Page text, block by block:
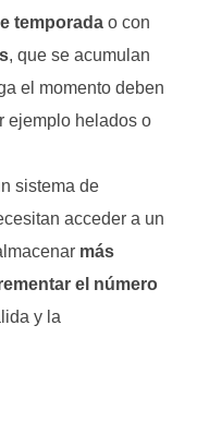
temporada o con
, que se acumulan
el momento deben
ejemplo helados o
sistema de
acceder a un
más
el número
y la